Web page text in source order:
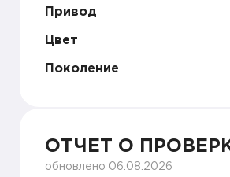
Привод
Цвет
Поколение
ОТЧЕТ О
обновлено 06.08.2026